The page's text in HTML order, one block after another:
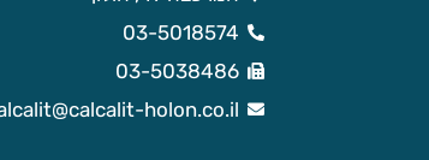
03-5018574
03-5038486
holon.co.il